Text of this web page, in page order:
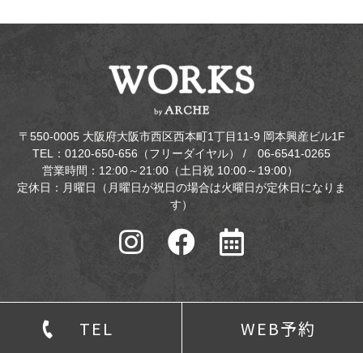
TEL WEB予約
〒550-0005 大阪府大阪市西区西本町1丁目11-9 岡本興産ビル1F
TEL：0120-650-656（フリーダイヤル） / 06-6541-0265
営業時間：12:00～21:00（土日祝 10:00～19:00）
定休日：月曜日（月曜日が祝日の場合は火曜日が定休日になりま
す）
本町のメンズ専門美容室 ©
WORKS by ARCHE（ワークスバイアルシ